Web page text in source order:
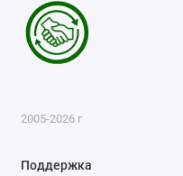
2005-2026 г
Поддержка